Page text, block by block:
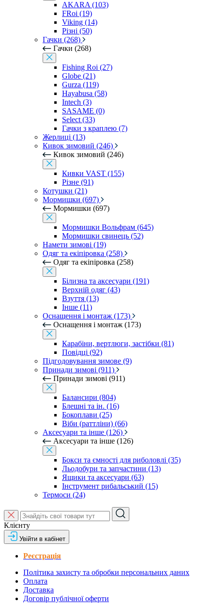
AKARA (103)
FRoi (19)
Viking (14)
Різні (50)
Гачки (268)
Гачки (268)
Fishing Roi (27)
Globe (21)
Gurza (119)
Hayabusa (58)
Intech (3)
SASAME (0)
Select (33)
Гачки з краплею (7)
Жерлиці (13)
Кивок зимовий (246)
Кивок зимовий (246)
Кивки VAST (155)
Різне (91)
Котушки (21)
Мормишки (697)
Мормишки (697)
Мормишки Вольфрам (645)
Мормишки свинець (52)
Намети зимові (19)
Одяг та екіпіровка (258)
Одяг та екіпіровка (258)
Білизна та аксесуари (191)
Верхній одяг (43)
Взуття (13)
Інше (11)
Оснащення і монтаж (173)
Оснащення і монтаж (173)
Карабіни, вертлюги, застібки (81)
Повідці (92)
Підгодовування зимове (9)
Принади зимові (911)
Принади зимові (911)
Балансири (804)
Блешні та ін. (16)
Бокоплави (25)
Віби (раттліни) (66)
Аксесуари та інше (126)
Аксесуари та інше (126)
Бокси та ємності для риболовлі (35)
Льодобури та запчастини (13)
Ящики та аксесуари (63)
Інструмент рибальський (15)
Термоси (24)
Клієнту
Увійти в кабінет
Реєстрація
Політика захисту та обробки персональних даних
Оплата
Доставка
Договір публічної оферти